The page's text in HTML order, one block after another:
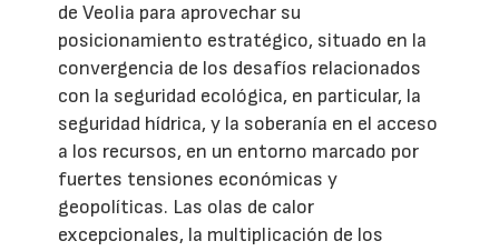
de Veolia para aprovechar su
posicionamiento estratégico, situado en la
convergencia de los desafíos relacionados
con la seguridad ecológica, en particular, la
seguridad hídrica, y la soberanía en el acceso
a los recursos, en un entorno marcado por
fuertes tensiones económicas y
geopolíticas. Las olas de calor
excepcionales, la multiplicación de los